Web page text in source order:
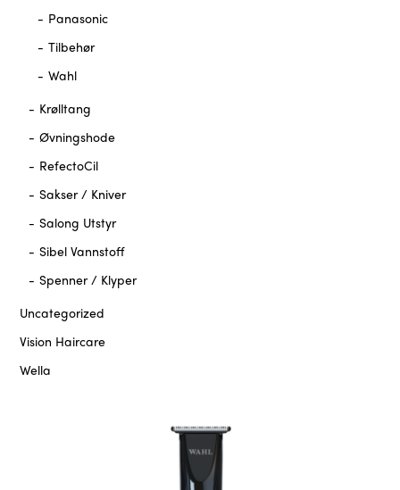
Panasonic
Tilbehør
Wahl
Krølltang
Øvningshode
RefectoCil
Sakser / Kniver
Salong Utstyr
Sibel Vannstoff
Spenner / Klyper
Uncategorized
Vision Haircare
Wella